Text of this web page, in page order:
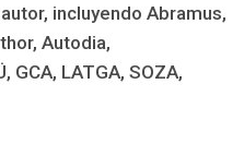
incluyendo Abramus,
Autodia,
GCA, LATGA, SOZA,